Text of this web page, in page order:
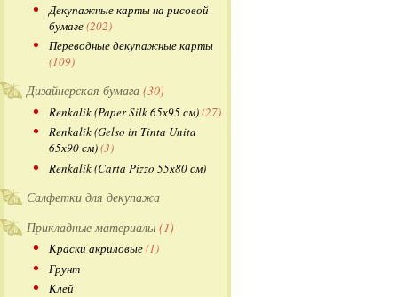
Декупажные карты на рисовой
бумаге(202)
Переводные декупажные карты
(109)
Дизайнерская бумага (30)
Renkalik (Paper Silk 65х95 см)(27)
Renkalik (Gelso in Tinta Unita
65х90 см)(3)
Renkalik (Carta Pizzo 55х80 см)
Салфетки для декупажа
Прикладные материалы (1)
Краски акриловые(1)
Грунт
Клей